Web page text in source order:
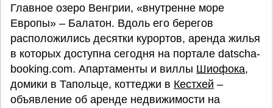
Главное озеро Венгрии, «внутренне море
Европы» – Балатон. Вдоль его берегов
расположились десятки курортов, аренда жилья
в которых доступна сегодня на портале datscha-
booking.com. Апартаменты и виллы Шиофока,
домики в Тапольце, коттеджи в Кестхей –
объявление об аренде недвижимости на